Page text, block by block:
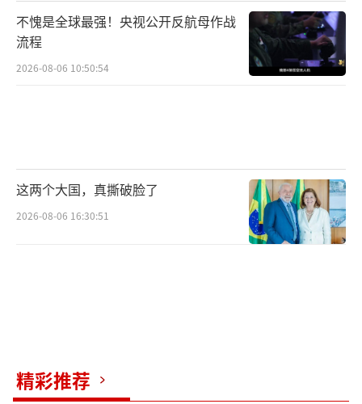
不愧是全球最强！央视公开反航母作战
流程
2026-08-06 10:50:54
这两个大国，真撕破脸了
2026-08-06 16:30:51
精彩推荐